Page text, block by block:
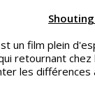
un film plein
retournant
les différences